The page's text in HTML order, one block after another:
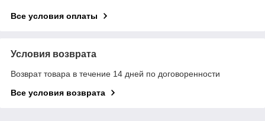
Все условия оплаты
Условия возврата
Возврат товара в течение 14 дней по договоренности
Все условия возврата